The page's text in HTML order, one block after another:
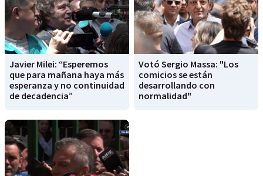
Javier Milei: “Esperemos
que para mañana haya más
esperanza y no continuidad
de decadencia”
Votó Sergio Massa: "Los
comicios se están
desarrollando con
normalidad"